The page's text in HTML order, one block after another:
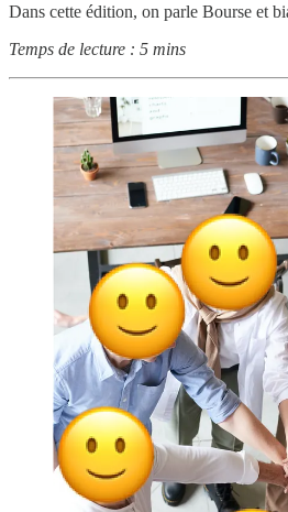
Dans cette édition, on parle Bourse et
Temps de lecture : 5 mins